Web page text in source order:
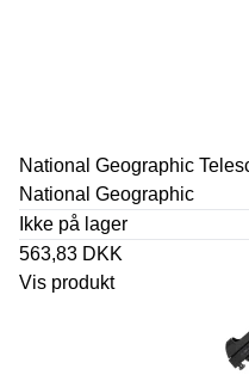
National Geographic
National Geographic
Ikke på lager
563,83 DKK
Vis produkt